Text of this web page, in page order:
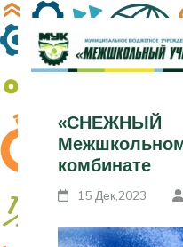
Перейти
к
содержимому
Enter)комбинат»
комбинате
15 Дек,2023